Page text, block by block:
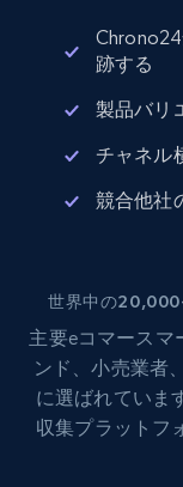
跡する
製品バリ
チャネル
競合他社
世界中の
主要eコマース マ
ンド、小売業者
に選ばれていま
収集プラットフ